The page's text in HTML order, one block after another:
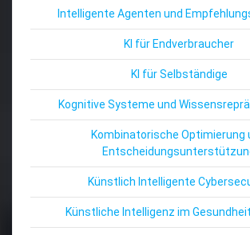
Intelligente Agenten und
KI für Endverbraucher
KI für Selbständige
Kognitive Systeme und
Kombinatorische Optimierung
Künstlich Intelligente
Künstliche Intelligenz im